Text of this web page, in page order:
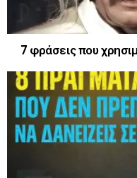
7 φράσεις που